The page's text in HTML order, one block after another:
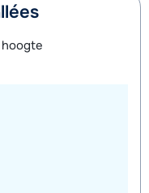
hoogte